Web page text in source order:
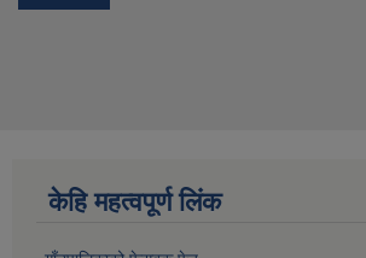
केहि महत्वपूर्ण लिंक